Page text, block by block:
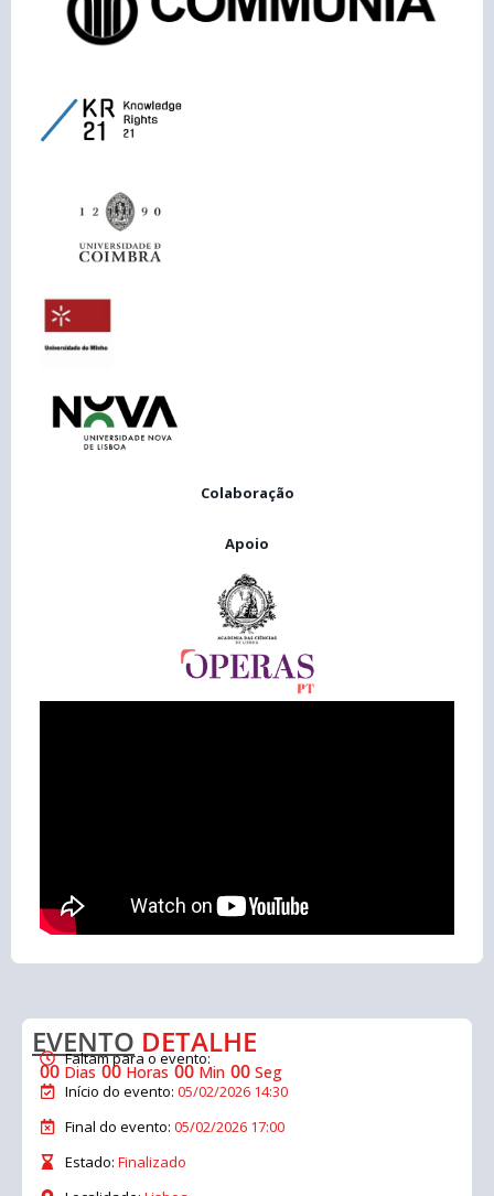
Colaboração
Apoio
EVENTO DETALHE
Faltam para o evento:
00 Dias 00 Horas 00 Min 00 Seg
Início do evento: 05/02/2026 14:30
Final do evento: 05/02/2026 17:00
Estado: Finalizado